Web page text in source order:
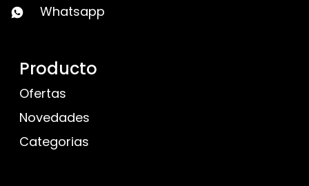
Whatsapp
Producto
Ofertas
Novedades
Categorias